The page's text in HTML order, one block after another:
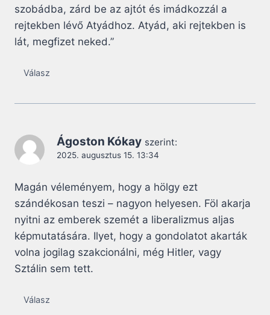
szobádba, zárd be az ajtót és imádkozzál a
rejtekben lévő Atyádhoz. Atyád, aki rejtekben is
lát, megfizet neked.”
Válasz
Ágoston Kókay szerint:
2025. augusztus 15. 13:34
Magán véleményem, hogy a hölgy ezt
szándékosan teszi – nagyon helyesen. Föl akarja
nyitni az emberek szemét a liberalizmus aljas
képmutatására. Ilyet, hogy a gondolatot akarták
volna jogilag szakcionálni, még Hitler, vagy
Sztálin sem tett.
Válasz